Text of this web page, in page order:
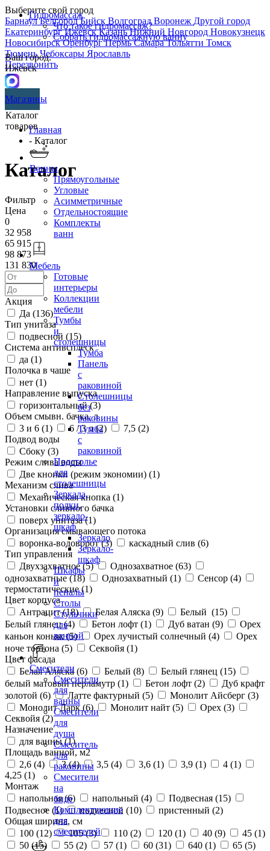
Выберите свой город
БарнаулБелгородБийск ВолгоградВоронеж Другой город
ЕкатеринбургИжевскКазаньНижний Новгород Новокузнецк
НовосибирскОренбургПермьСамараТольятти Томск
ТюменьЧебоксары Ярославль
Перезвонить
Гидромассаж
Что такое гидромассаж?
Собрать гидромассажную ванну
Ваш город:
Ижевск
Магазины
Каталог
товаров
Ванны
Прямоугольные
Угловые
Асимметричные
Отдельностоящие
Комплекты
ванн
Мебель
Готовые
интерьеры
Коллекции
мебели
Тумбы
и
столешницы
Тумба
Панель
с
раковиной
Столешницы
без
раковины
Тумба
с
раковиной
Подстолье
для
столешницы
Зеркала,
полки,
зеркало-
шкаф
Зеркало
Зеркало-
шкаф
Шкафы
и
пеналы
Столы
Стульчики
для
ванной
Смесители
Смесители
для
ванны
Смесители
для
душа
Смеситель
для
раковины
Смесители
на
биде
Комплектующие
для
смесителей
Главная
- Каталог
Каталог
Фильтр
Цена
0
32 958
65 915
98 873
131 830
Акция
Да (136)
Тип унитаза
подвесной (15)
Система антивсплеск
да (1)
Полочка в чаше
нет (1)
Направление выпуска
горизонтальный (3)
Объем смывн. бачка, л
3 и 6 (1) 6 / 3 л (2) 7,5 (2)
Подвод воды
Сбоку (3)
Режим слива воды
Две кнопки (режим экономии) (1)
Механизм слива
Механическая кнопка (1)
Установки сливного бачка
поверх унитаза (1)
Организация смывающего потока
воронка-водоворот (3) каскадный слив (6)
Тип управления
Двухзахватное (5) Однозахватное (63)
однозахватные (18) Однозахватный (1) Сенсор (4)
термостатические (1)
Цвет корпуса
Антрацит (18) Белая Аляска (9) Белый (15)
Белый глянец (4) Бетон лофт (1) Дуб ватан (9)
Орех
каньон коньяк (5) Орех лучистый солнечный (4)
Орех
ноче тортона (5) Секвойя (1)
Цвет фасада
Белая Аляска (6) Белый (8) Белый глянец (15)
белый матовый перламутр (1) Бетон лофт (2)
Дуб крафт
золотой (6) Латте фактурный (5) Монолит Айсберг (3)
Монолит Дарк (6) Монолит найт (5) Орех (3)
Секвойя (2)
Назначение
для ванны (1)
Площадь ванной, м2
2,6 (4) 3 (4) 3,5 (4) 3,6 (1) 3,9 (1) 4 (1)
4,25 (1)
Монтаж
напольная (6) напольный (4) Подвесная (15)
Подвесное (1) подвесной (10) пристенный (2)
Общая ширина, см
100 (12) 105 (3) 110 (2) 120 (1) 40 (9) 45 (1)
50 (15) 55 (2) 57 (1) 60 (31) 640 (1) 65 (5)